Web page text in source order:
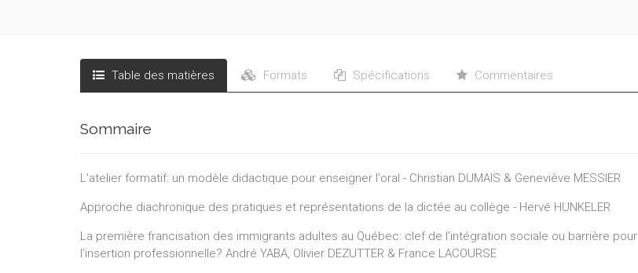
Table des matières Formats Spécifications Commentaires
Sommaire
L'atelier formatif: un modèle didactique pour enseigner l'oral - Christian DUMAIS & Geneviève MESSIER
Approche diachronique des pratiques et représentations de la dictée au collège - Hervé HUNKELER
La première francisation des immigrants adultes au Québec: clef de l’intégration sociale ou barrière pour
l’insertion professionnelle? André YABA, Olivier DEZUTTER & France LACOURSE